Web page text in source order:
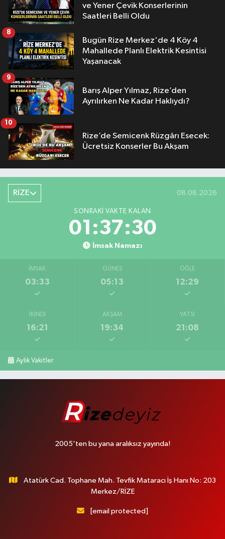
ve Yener Çevik Konserlerinin
Saatleri Belli Oldu
Bugün Rize Merkez'de 4 Köy 4
Mahallede Planlı Elektrik Kesintisi
Yaşanacak
8
Barış Alper Yılmaz, Rize’den
Ayrılırken Ne Kadar Haklıydı?
9
Rize’de Semicenk Rüzgârı Esecek:
Ücretsiz Konserler Bu Akşam
10
RİZE 08.08.2026
SONRAKI VAKTE KALAN
01:37:30
İmsak Namazı
İMSAK
03:33
GÜNEŞ
05:13
ÖĞLE
12:29
İKINDI
16:21
AKŞAM
19:34
YATSI
21:08
Aylık Vakitler
2005'ten bu yana aralıksız yayında!
Atatürk Cad. Tophane Mah. Tevfik Mataracı İş Hanı No: 203
Merkez/RİZE
[email protected]